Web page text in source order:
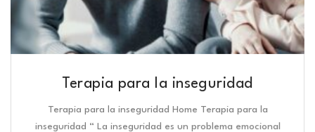
Terapia para la inseguridad
Terapia para la inseguridad Home Terapia para la
inseguridad “ La inseguridad es un problema emocional